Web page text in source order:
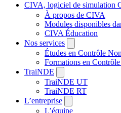
CIVA, logiciel de simulation
À propos de CIVA
Modules disponibles
CIVA Éducation
Nos services
Études en Contrôle
Formations en
TraiNDE
TraiNDE UT
TraiNDE RT
L’entreprise
L’équipe